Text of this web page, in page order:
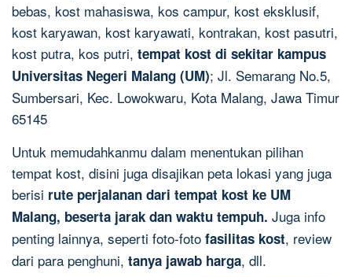
bebas, kost mahasiswa, kos campur, kost eksklusif,
kost karyawan, kost karyawati, kontrakan, kost pasutri,
kost putra, kos putri, tempat kost di sekitar kampus
Universitas Negeri Malang (UM); Jl. Semarang No.5,
Sumbersari, Kec. Lowokwaru, Kota Malang, Jawa Timur
65145
Untuk memudahkanmu dalam menentukan pilihan
tempat kost, disini juga disajikan peta lokasi yang juga
berisi rute perjalanan dari tempat kost ke UM
Malang, beserta jarak dan waktu tempuh. Juga info
penting lainnya, seperti foto-foto fasilitas kost, review
dari para penghuni, tanya jawab harga, dll.